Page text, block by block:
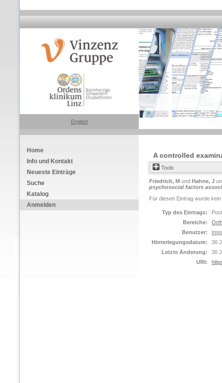
English
Home
Info und Kontakt
Neueste Einträge
Suche
Katalog
Anmelden
A controlled
Tools
Friedrich, M und Hahne, J
psychosocial factors
Für diesen Eintrag wurde
Typ des Eintrags:
Bereiche:
Benutzer:
Hinterlegungsdatum:
30
Letzte Änderung:
30
URI: